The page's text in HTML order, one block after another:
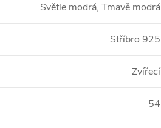
Světle modrá, Tmavě modrá
Stříbro 925
Zvířecí
54